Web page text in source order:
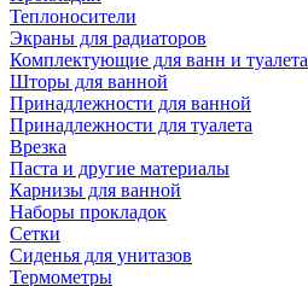
Теплоносители
Экраны для радиаторов
Комплектующие для ванн и туалета
Шторы для ванной
Принадлежности для ванной
Принадлежности для туалета
Врезка
Паста и другие материалы
Карнизы для ванной
Наборы прокладок
Сетки
Сиденья для унитазов
Термометры